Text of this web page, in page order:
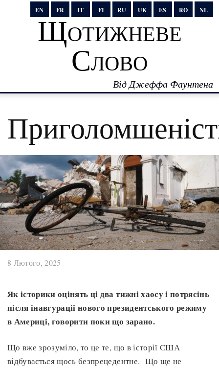
EN FR IT FI RU UK ES RO NL
Щотижневе
Слово
Від Джеффа Фаунтена
8 Лютого, 2025
Як історики оцінять ці два тижні хаосу і потрясінь
після інавгурації нового президентського режиму
в Америці, говорити поки що зарано.
Що вже зрозуміло, то це те, що в історії США
відбувається щось безпрецедентне. Що ще не